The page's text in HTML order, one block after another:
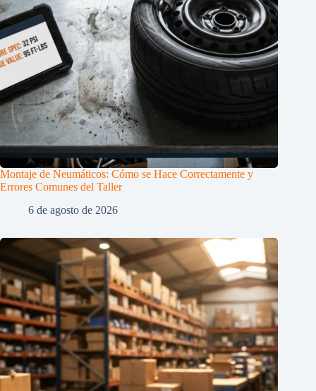
Montaje de Neumáticos: Cómo se Hace Correctamente y
Errores Comunes del Taller
6 de agosto de 2026